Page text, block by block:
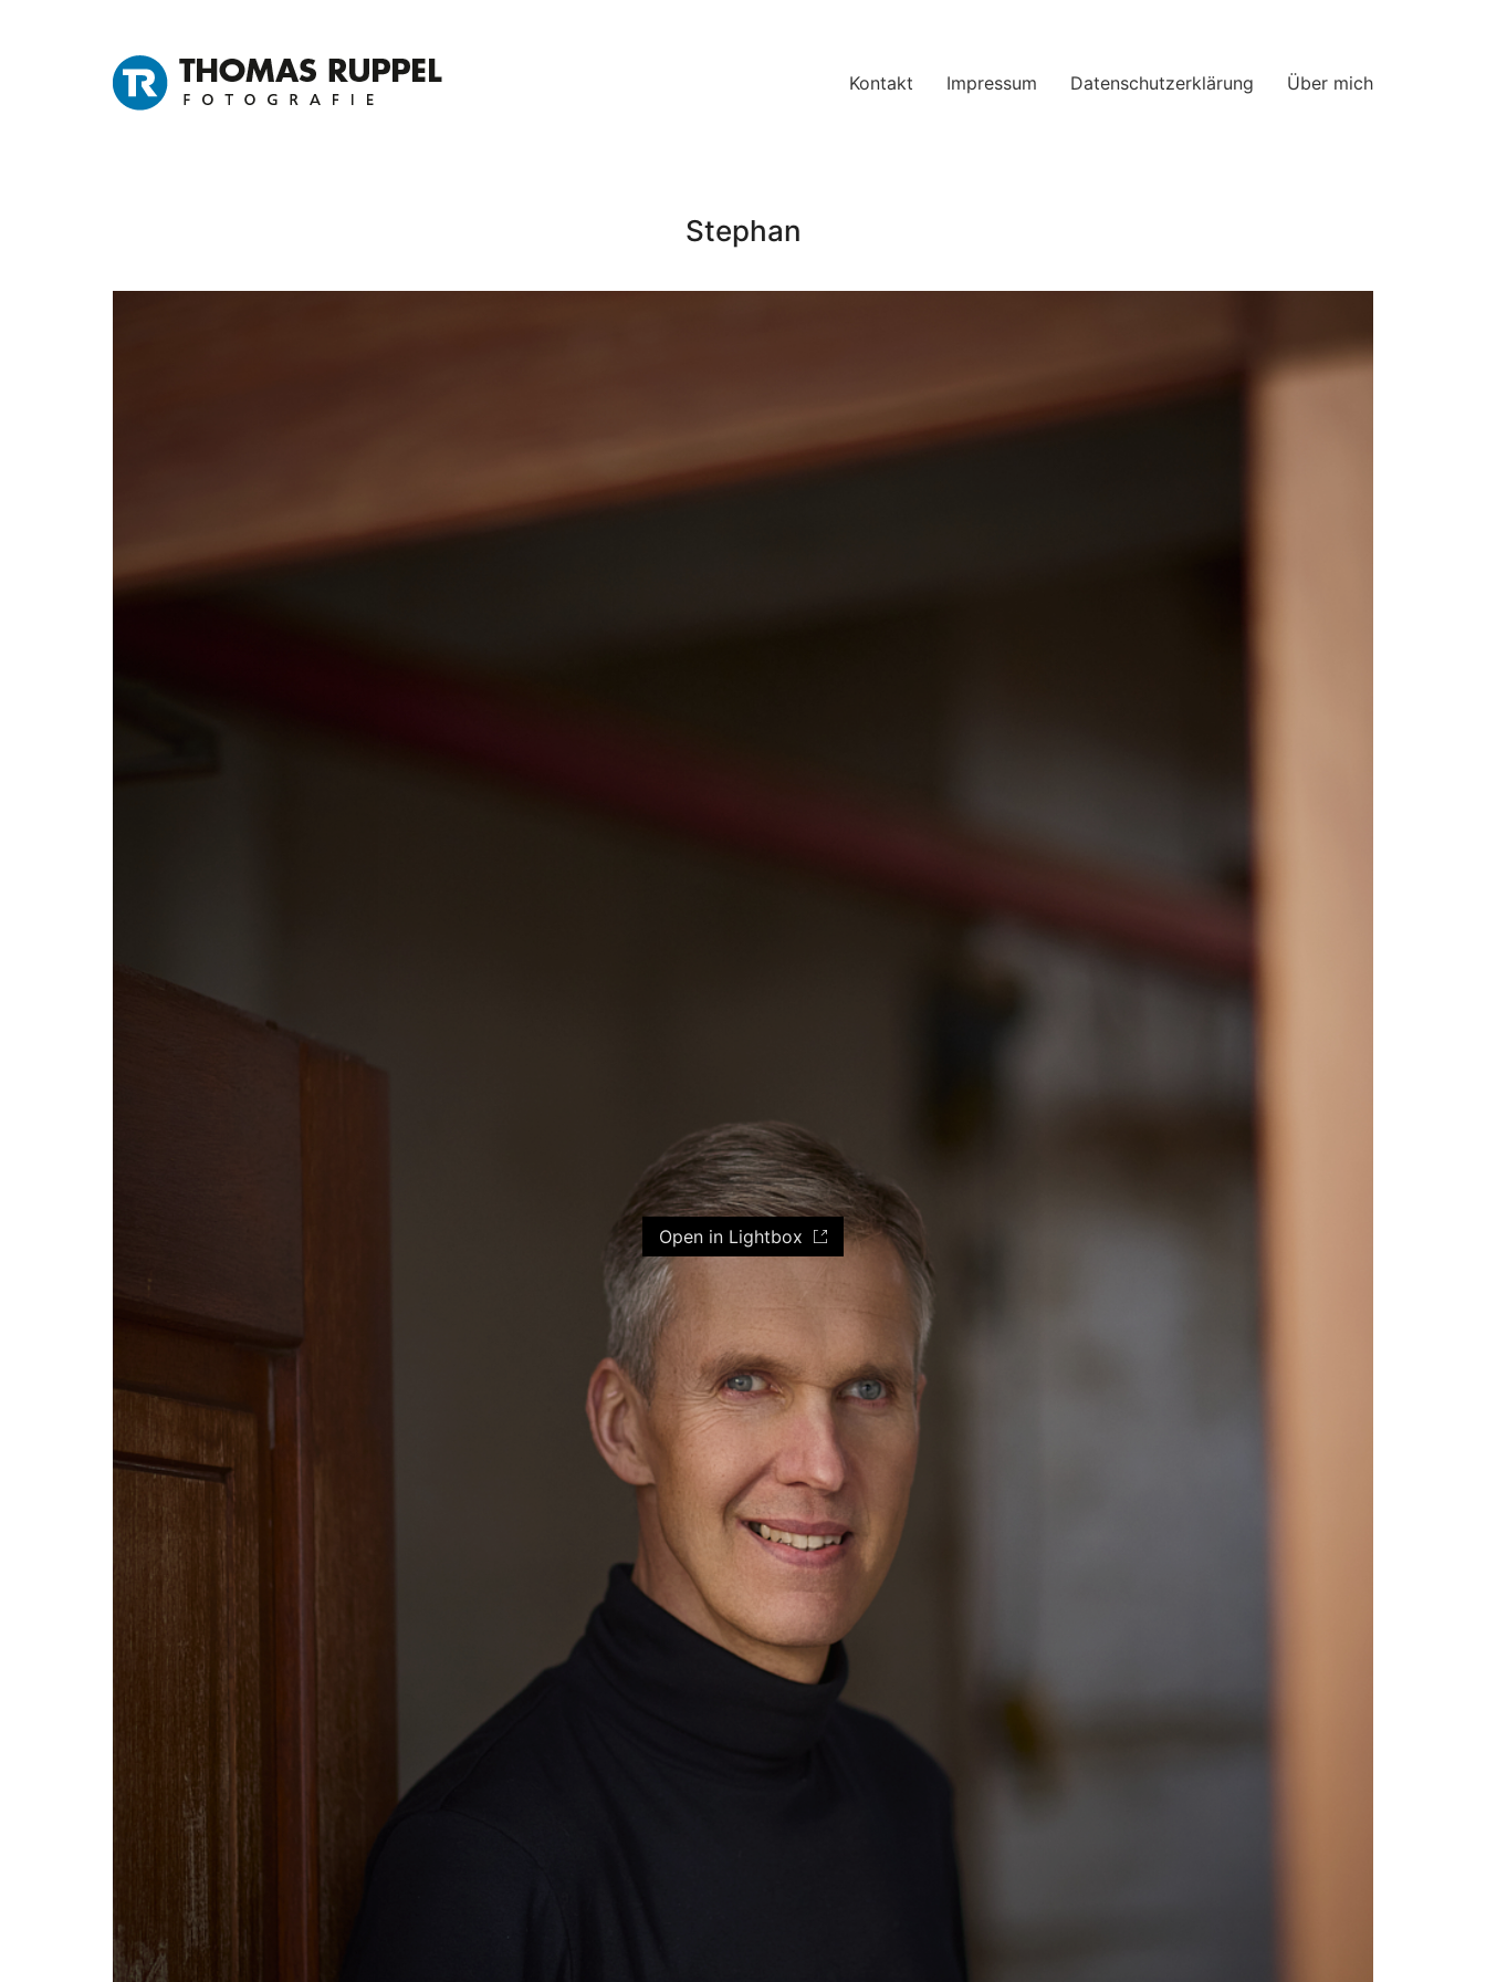
Kontakt Impressum Datenschutzerklärung Über mich
Stephan
Open in Lightbox